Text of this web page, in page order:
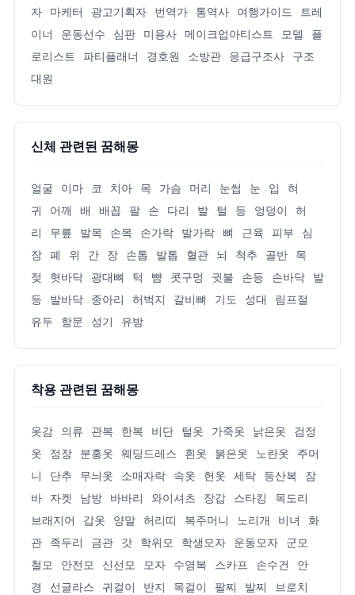
자 마케터 광고기획자 번역가 통역사 여행가이드
트레
이너
운동선수 심판 미용사 메이크업아티스트 모델
플
로리스트
파티플래너 경호원 소방관 응급구조사
구조
대원
신체 관련된 꿈해몽
얼굴 이마 코 치아 목 가슴 머리 눈썹 눈 입
혀
귀
어깨 배 배꼽 팔 손 다리 발 털 등 엉덩이
허
리
무릎 발목 손목 손가락 발가락 뼈 근육 피부
심
장 폐 위 간 장 손톱 발톱 혈관 뇌 척추 골반
목
젖
혓바닥 광대뼈 턱 뺨 콧구멍 귓불 손등 손바닥
발
등
발바닥 종아리 허벅지 갈비뼈 기도 성대
림프절
유두
항문 성기 유방
착용 관련된 꿈해몽
옷감 의류 관복 한복 비단 털옷 가죽옷 낡은옷
검정
옷
정장 분홍옷 웨딩드레스 흰옷 붉은옷 노란옷
주머
니
단추 무늬옷 소매자락 속옷 헌옷 세탁 등산복
잠
바
자켓 남방 바바리 와이셔츠 장갑 스타킹
목도리
브래지어
갑옷 양말 허리띠 복주머니 노리개 비녀
화
관
족두리 금관 갓 학위모 학생모자 운동모자
군모
철모
안전모 신선모 모자 수영복 스카프 손수건
안
경
선글라스 귀걸이 반지 목걸이 팔찌 발찌
브로치